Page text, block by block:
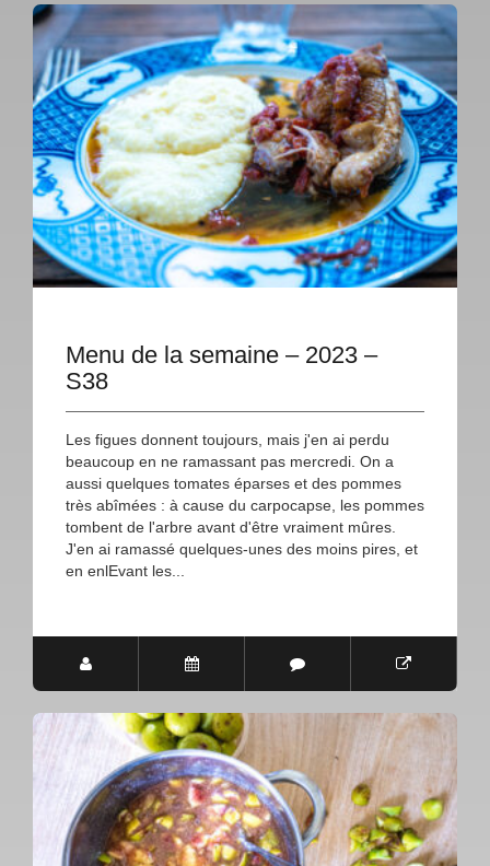
Menu de la semaine – 2023 –
S38
Les figues donnent toujours, mais j'en ai perdu
beaucoup en ne ramassant pas mercredi. On a
aussi quelques tomates éparses et des pommes
très abîmées : à cause du carpocapse, les pommes
tombent de l'arbre avant d'être vraiment mûres.
J'en ai ramassé quelques-unes des moins pires, et
en enlEvant les...